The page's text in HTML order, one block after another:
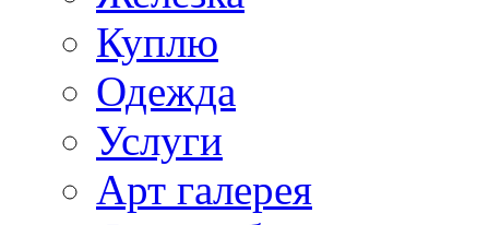
Куплю
Одежда
Услуги
Арт галерея